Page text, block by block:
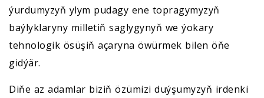
ýurdumyzyň ylym pudagy ene topragymyzyň
baýlyklaryny milletiň saglygynyň we ýokary
tehnologik ösüşiň açaryna öwürmek bilen öňe
gidýär.
Diňe az adamlar biziň özümizi duýşumyzyň irdenki